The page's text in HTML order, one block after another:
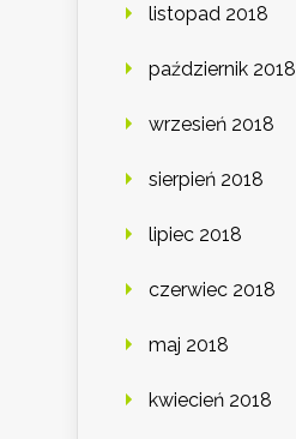
listopad 2018
październik 2018
wrzesień 2018
sierpień 2018
lipiec 2018
czerwiec 2018
maj 2018
kwiecień 2018